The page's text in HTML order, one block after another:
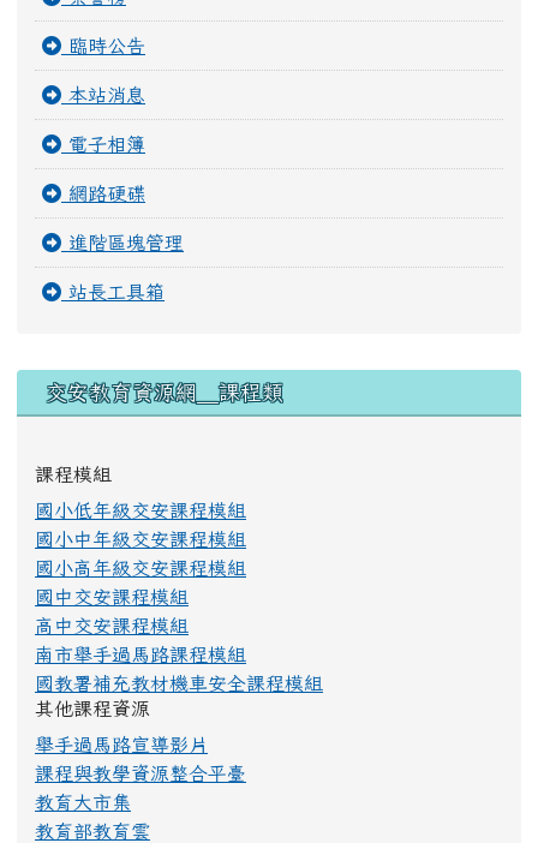
快速登入
榮譽榜
臨時公告
本站消息
電子相簿
網路硬碟
站長工具箱
右邊區域內容
交安教育資源網＿課程類
課程模組
國小低年級交安課程模組
國小中年級交安課程模組
國小高年級交安課程模組
國中交安課程模組
高中交安課程模組
南市舉手過馬路課程模組
國教署補充教材機車安全課程模組
其他課程資源
舉手過馬路宣導影片